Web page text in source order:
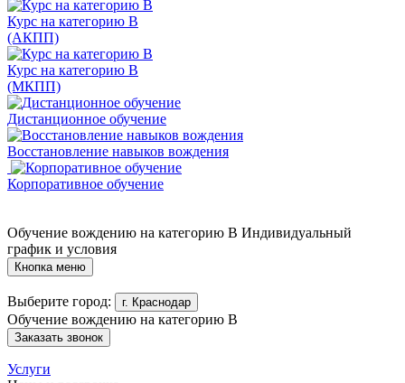
Курс на категорию В
(АКПП)
Курс на категорию В
(МКПП)
Дистанционное обучение
Восстановление навыков вождения
Корпоративное обучение
Обучение вождению на категорию B Индивидуальный
график и условия
Кнопка меню
Выберите город: г. Краснодар
Обучение вождению на категорию B
Заказать звонок
Услуги